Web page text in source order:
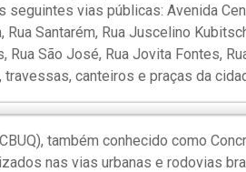
seguintes vias públicas: Avenida
Rua Santarém, Rua Juscelino
Rua São José, Rua Jovita Fontes,
canteiros e praças da
também conhecido como
nas vias urbanas e rodovias